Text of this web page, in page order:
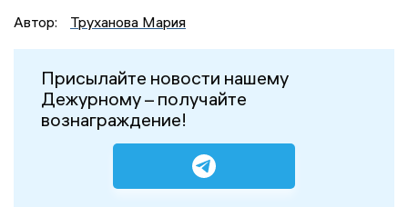
Автор:
Труханова Мария
Присылайте новости нашему
Дежурному – получайте
вознаграждение!